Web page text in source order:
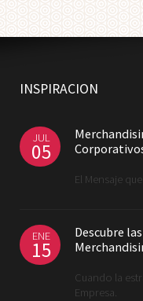
INSPIRACION
JUL
05
El Mensaje
ENE
15
Descubre
Cuando la
Empresa.